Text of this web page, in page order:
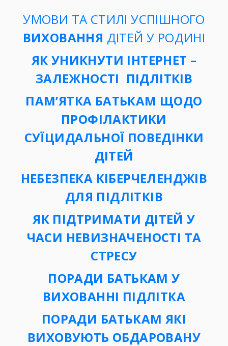
УМОВИ ТА СТИЛІ УСПІШНОГО
ВИХОВАННЯ ДІТЕЙ У РОДИНІ
ЯК УНИКНУТИ ІНТЕРНЕТ –
ЗАЛЕЖНОСТІ ПІДЛІТКІВ
ПАМ’ЯТКА БАТЬКАМ ЩОДО
ПРОФІЛАКТИКИ
СУЇЦИДАЛЬНОЇ ПОВЕДІНКИ
ДІТЕЙ
НЕБЕЗПЕКА КІБЕРЧЕЛЕНДЖІВ
ДЛЯ ПІДЛІТКІВ
ЯК ПІДТРИМАТИ ДІТЕЙ У
ЧАСИ НЕВИЗНАЧЕНОСТІ ТА
СТРЕСУ
ПОРАДИ БАТЬКАМ У
ВИХОВАННІ ПІДЛІТКА
ПОРАДИ БАТЬКАМ ЯКІ
ВИХОВУЮТЬ ОБДАРОВАНУ